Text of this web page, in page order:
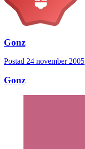
Gonz
Postad 24 november 2005
Gonz